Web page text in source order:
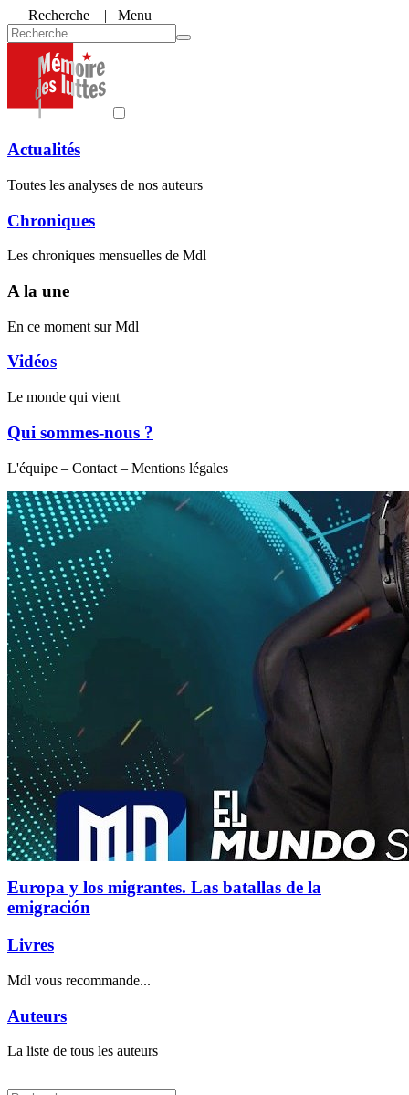
| Recherche | Menu
Actualités
Toutes les analyses de nos auteurs
Chroniques
Les chroniques mensuelles de Mdl
A la une
En ce moment sur Mdl
Vidéos
Le monde qui vient
Qui sommes-nous ?
L'équipe – Contact – Mentions légales
Europa y los migrantes. Las batallas de la
emigración
Livres
Mdl vous recommande...
Auteurs
La liste de tous les auteurs